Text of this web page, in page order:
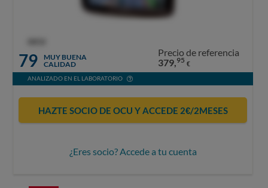
79
MUY BUENA
CALIDAD
Precio de referencia
379,95 €
ANALIZADO EN EL LABORATORIO
HAZTE SOCIO DE OCU Y ACCEDE 2€/2MESES
¿Eres socio? Accede a tu cuenta